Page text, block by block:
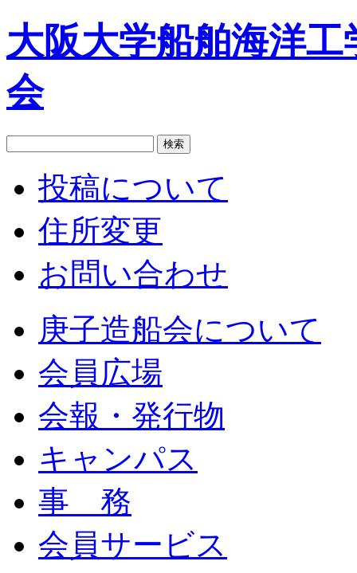
大阪大学船舶海洋
会
投稿について
住所変更
お問い合わせ
庚子造船会について
会員広場
会報・発行物
キャンパス
事 務
会員サービス